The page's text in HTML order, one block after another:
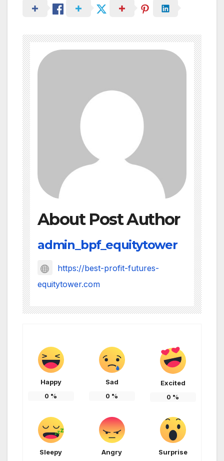
About Post Author
admin_bpf_equitytower
https://best-profit-futures-
equitytower.com
Happy
0 %
Sad
0 %
Excited
0 %
Sleepy Angry Surprise